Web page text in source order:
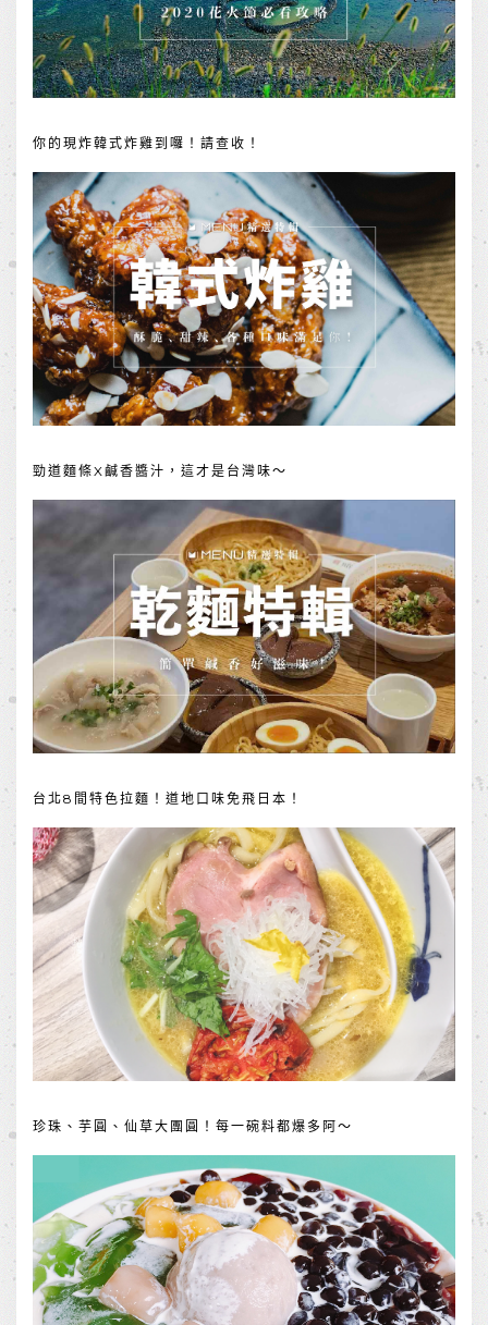
你的現炸韓式炸雞到囉！請查收！
勁道麵條X鹹香醬汁，這才是台灣味～
台北8間特色拉麵！道地口味免飛日本！
珍珠、芋圓、仙草大團圓！每一碗料都爆多阿～